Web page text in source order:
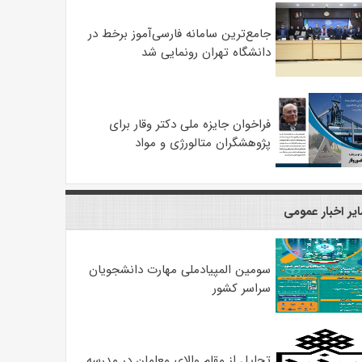
جامع‌ترین سامانه فارسی‌آموز برخط در
دانشگاه تهران رونمایی شد
فراخوان جایزه ملی دکتر وقار برای
پژوهشگران متالورژی و مواد
اخبار عمومی
سومین المپیادملی مهارت دانشجویان
سراسر کشور